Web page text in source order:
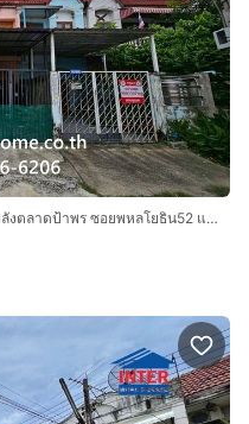
ทาวน์เฮ้าส์ 2 ชั้น 20 ตร.ว. ทาวน์เฮ้าส์ อยู่หลังตลาดป้าพร ซอยพหลโยธิน52 แยก33 ถนนพหลโยธิน ถนนซอยพหลโยธิน52 เขตสายไหม กรุงเทพมหานคร